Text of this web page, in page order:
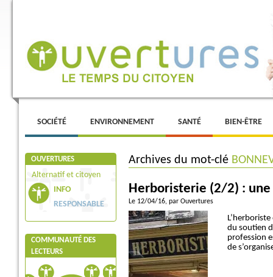
Menu principal
ALLER AU CONTENU PRINCIPAL
ALLER AU CONTENU SECONDAIRE
SOCIÉTÉ ENVIRONNEMENT SANTÉ BIEN-ÊTRE
OUVERTURES
Alternatif et citoyen
INFO
RESPONSABLE
COMMUNAUTÉ DES
LECTEURS
Archives du mot-clé
Herboristerie (2/2) : une
Le 12/04/16, par Ouvertures
du soutien
profession
de